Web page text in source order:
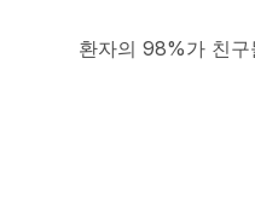
환자의 98%가 친